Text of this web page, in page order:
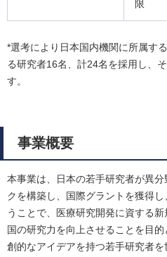
限
*選考により日本国内機関に所属す
る研究者16名、計24名を採用し、
す。
事業概要
本事業は、日本の若手研究者が異
クを構築し、国際グラントを獲得
うことで、医療研究開発に資する
国の研究力を向上させることを目
創的なアイデアを持つ若手研究者